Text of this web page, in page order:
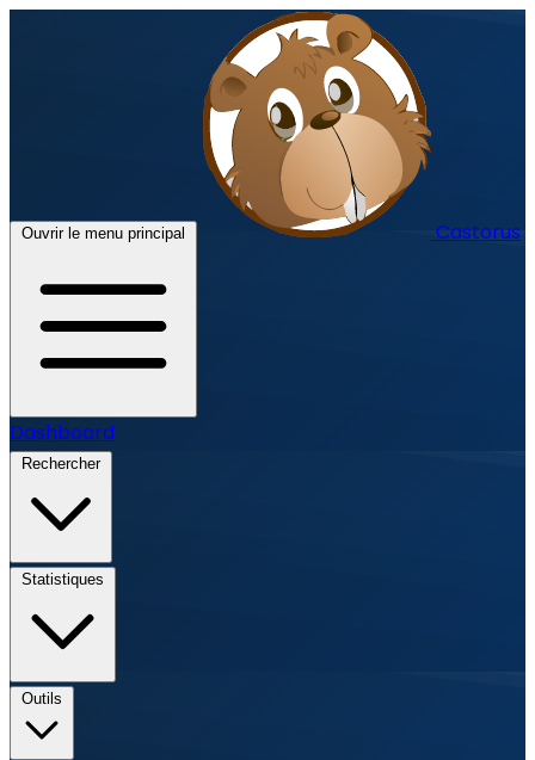
Ouvrir le menu principal Castorus
Dashboard
Rechercher
Statistiques
Outils